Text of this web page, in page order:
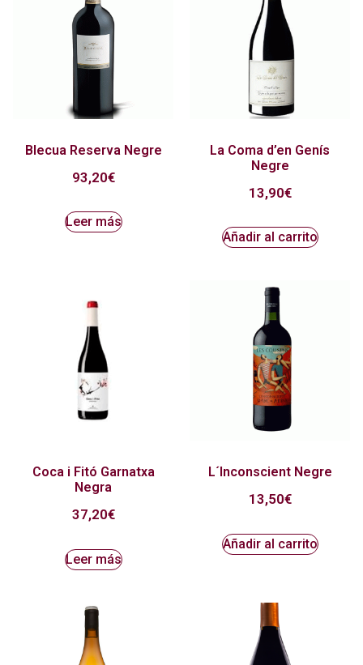
Blecua Reserva Negre
93,20€
Leer más
La Coma d’en Genís
Negre
13,90€
Añadir al carrito
Coca i Fitó Garnatxa
Negra
37,20€
Leer más
L´Inconscient Negre
13,50€
Añadir al carrito